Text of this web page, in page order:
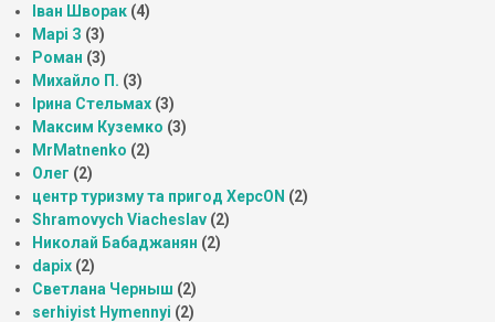
Іван Шворак (4)
Марі З (3)
Роман (3)
Михайло П. (3)
Ірина Стельмах (3)
Максим Куземко (3)
MrMatnenko (2)
Олег (2)
центр туризму та пригод ХерсON (2)
Shramovych Viacheslav (2)
Николай Бабаджанян (2)
dapix (2)
Светлана Черныш (2)
serhiyist Hymennyi (2)